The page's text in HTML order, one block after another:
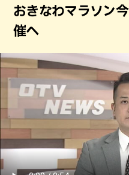
おきなわマラソン
催へ